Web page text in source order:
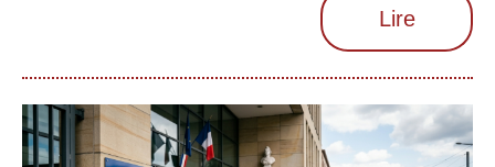
Lire